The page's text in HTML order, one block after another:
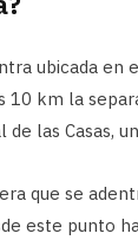
ubicada en
km la
las Casas,
que se
este punto